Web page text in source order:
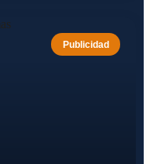
Publicidad